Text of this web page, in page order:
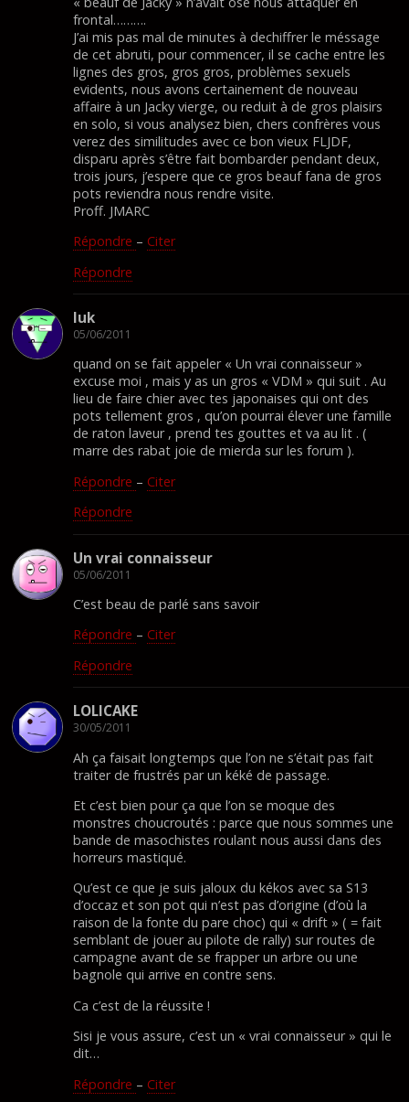
frontal……….
J’ai mis pas mal de minutes à dechiffrer le méssage
de cet abruti, pour commencer, il se cache entre les
lignes des gros, gros gros, problèmes sexuels
evidents, nous avons certainement de nouveau
affaire à un Jacky vierge, ou reduit à de gros plaisirs
en solo, si vous analysez bien, chers confrères vous
verez des similitudes avec ce bon vieux FLJDF,
disparu après s’être fait bombarder pendant deux,
trois jours, j’espere que ce gros beauf fana de gros
pots reviendra nous rendre visite.
Proff. JMARC
Répondre – Citer
Répondre
luk
05/06/2011
quand on se fait appeler « Un vrai connaisseur »
excuse moi , mais y as un gros « VDM » qui suit . Au
lieu de faire chier avec tes japonaises qui ont des
pots tellement gros , qu’on pourrai élever une famille
de raton laveur , prend tes gouttes et va au lit . (
marre des rabat joie de mierda sur les forum ).
Répondre – Citer
Répondre
Un vrai connaisseur
05/06/2011
C’est beau de parlé sans savoir
Répondre – Citer
Répondre
LOLICAKE
30/05/2011
Ah ça faisait longtemps que l’on ne s’était pas fait
traiter de frustrés par un kéké de passage.
Et c’est bien pour ça que l’on se moque des
monstres choucroutés : parce que nous sommes une
bande de masochistes roulant nous aussi dans des
horreurs mastiqué.
Qu’est ce que je suis jaloux du kékos avec sa S13
d’occaz et son pot qui n’est pas d’origine (d’où la
raison de la fonte du pare choc) qui « drift » ( = fait
semblant de jouer au pilote de rally) sur routes de
campagne avant de se frapper un arbre ou une
bagnole qui arrive en contre sens.
Ca c’est de la réussite !
Sisi je vous assure, c’est un « vrai connaisseur » qui le
dit…
Répondre – Citer